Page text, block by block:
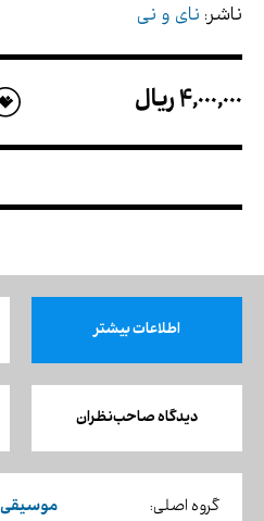
ناشر: نای و نی
4,000,000 ريال
اطلاعات بیشتر
دیدگاه صاحب‌نظران
گروه اصلی: موسیقی